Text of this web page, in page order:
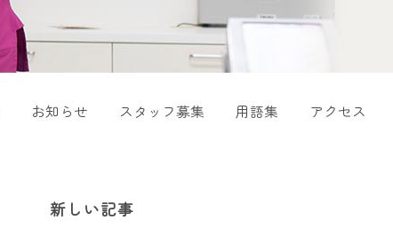
お知らせ スタッフ募集 用語集 アクセス
新しい記事